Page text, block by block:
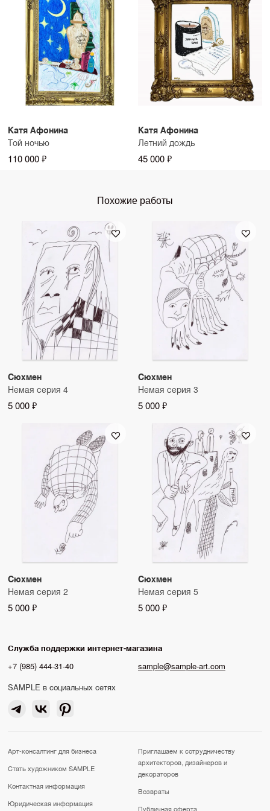
Катя Афонина
Той ночью
110 000 ₽
Катя Афонина
Летний дождь
45 000 ₽
Похожие работы
Сюхмен
Немая серия 4
5 000 ₽
Сюхмен
Немая серия 3
5 000 ₽
Сюхмен
Немая серия 2
5 000 ₽
Сюхмен
Немая серия 5
5 000 ₽
Служба поддержки интернет-магазина
+7 (985) 444-31-40
sample@sample-art.com
SAMPLE в социальных сетях
Арт-консалтинг для бизнеса
Стать художником SAMPLE
Контактная информация
Юридическая информация
Приглашаем к сотрудничеству
архитекторов, дизайнеров и
декораторов
Возвраты
Публичная оферта